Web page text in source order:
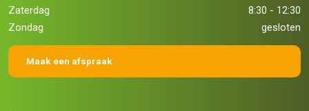
Zaterdag
8:30 - 12:30
Zondag
gesloten
Maak een afspraak